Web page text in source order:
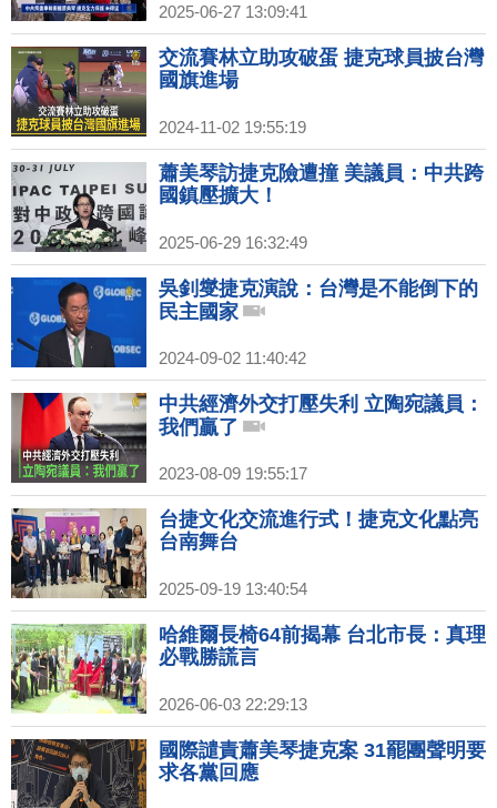
2025-06-27 13:09:41
交流賽林立助攻破蛋 捷克球員披台灣
國旗進場
2024-11-02 19:55:19
蕭美琴訪捷克險遭撞 美議員：中共跨
國鎮壓擴大！
2025-06-29 16:32:49
吳釗燮捷克演說：台灣是不能倒下的
民主國家
2024-09-02 11:40:42
中共經濟外交打壓失利 立陶宛議員：
我們贏了
2023-08-09 19:55:17
台捷文化交流進行式！捷克文化點亮
台南舞台
2025-09-19 13:40:54
哈維爾長椅64前揭幕 台北市長：真理
必戰勝謊言
2026-06-03 22:29:13
國際譴責蕭美琴捷克案 31罷團聲明要
求各黨回應